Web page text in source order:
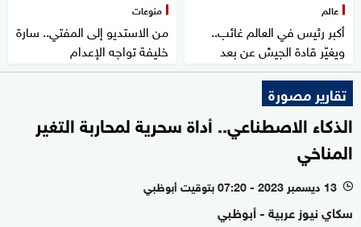
عالم
أكبر رئيس في العالم غائب..
ويغيّر قادة الجيش عن بعد
منوعات
من الاستديو إلى المفتي.. سارة
خليفة تواجه الإعدام
تقارير مصورة
الذكاء الاصطناعي.. أداة سحرية لمحاربة التغير
المناخي
l 13 ديسمبر 2023 - 07:20 بتوقيت أبوظبي
سكاي نيوز عربية - أبوظبي